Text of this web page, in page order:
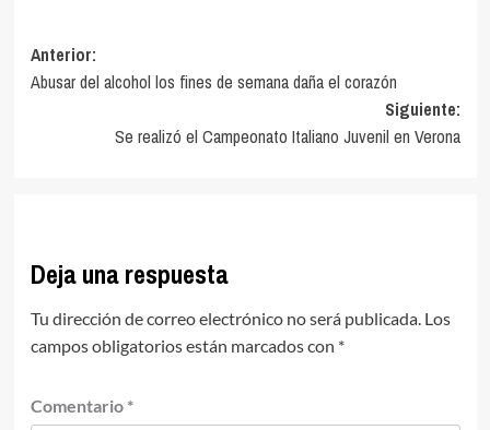
Navegación
de
entradas
Anterior:
Abusar del alcohol los fines de semana daña el corazón
Siguiente:
Se realizó el Campeonato Italiano Juvenil en Verona
Deja una respuesta
Tu dirección de correo electrónico no será publicada. Los
campos obligatorios están marcados con *
Comentario *